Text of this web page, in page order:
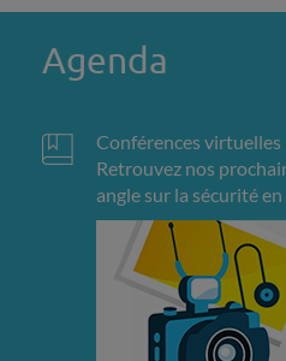
Agenda
Conférences virtuelles
Retrouvez nos
angle sur la sécurité